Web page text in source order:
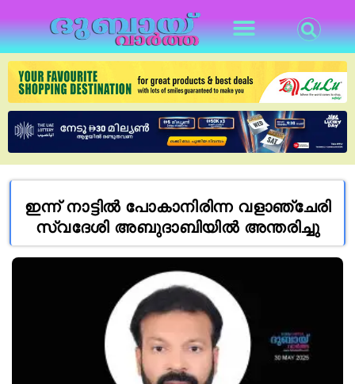
ഇന്ന് നാട്ടിൽ പോകാനിരിന്ന വളാഞ്ചേരി
സ്വദേശി അബുദാബിയിൽ അന്തരിച്ചു